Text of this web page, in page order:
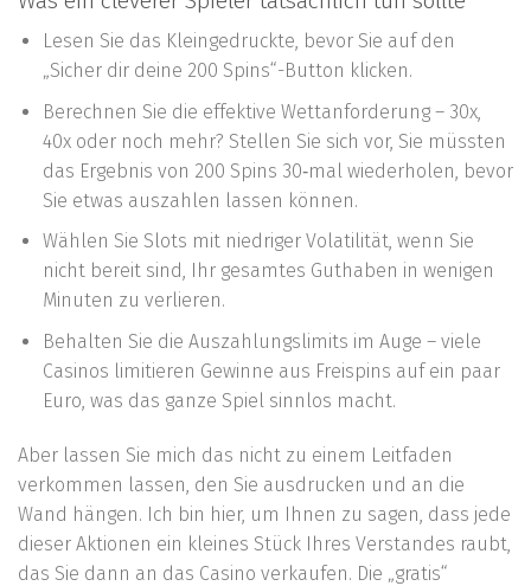
Lesen Sie das Kleingedruckte, bevor Sie auf den
„Sicher dir deine 200 Spins“-Button klicken.
Berechnen Sie die effektive Wettanforderung – 30x,
40x oder noch mehr? Stellen Sie sich vor, Sie müssten
das Ergebnis von 200 Spins 30‑mal wiederholen, bevor
Sie etwas auszahlen lassen können.
Wählen Sie Slots mit niedriger Volatilität, wenn Sie
nicht bereit sind, Ihr gesamtes Guthaben in wenigen
Minuten zu verlieren.
Behalten Sie die Auszahlungslimits im Auge – viele
Casinos limitieren Gewinne aus Freispins auf ein paar
Euro, was das ganze Spiel sinnlos macht.
Aber lassen Sie mich das nicht zu einem Leitfaden
verkommen lassen, den Sie ausdrucken und an die
Wand hängen. Ich bin hier, um Ihnen zu sagen, dass jede
dieser Aktionen ein kleines Stück Ihres Verstandes raubt,
das Sie dann an das Casino verkaufen. Die „gratis“